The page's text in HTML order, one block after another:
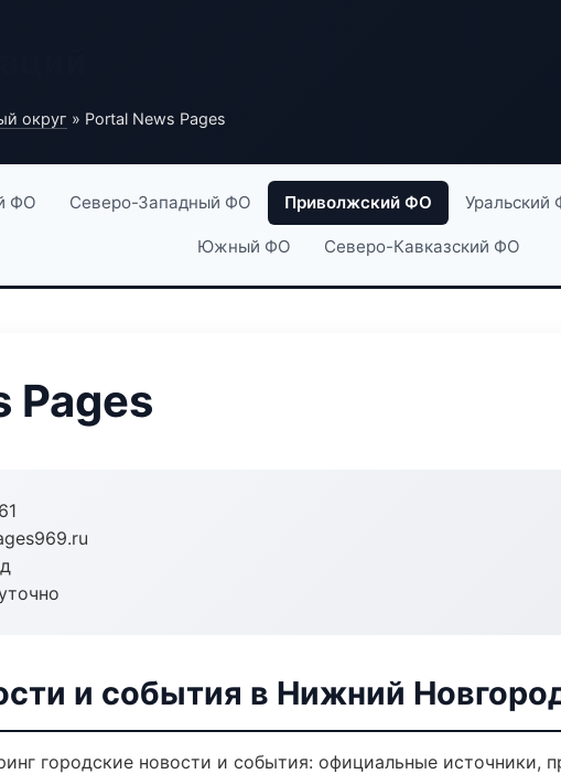
округ » Portal News Pages
ФО Северо-Западный ФО Приволжский ФО Уральский
Южный ФО Северо-Кавказский ФО
Pages
и события в Нижний
городские новости и события: официальные источники,